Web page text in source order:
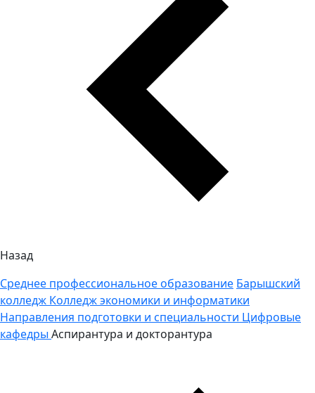
Назад
Среднее профессиональное образование Барышский
колледж Колледж экономики и информатики
Направления подготовки и специальности Цифровые
кафедры Аспирантура и докторантура